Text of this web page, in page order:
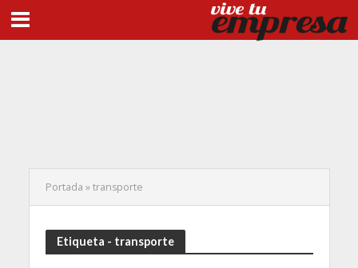
Portada »transporte
Etiqueta - transporte